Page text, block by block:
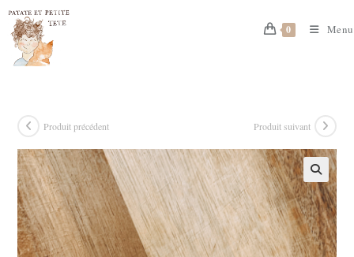
Skip
content
0 Menu
Produit précédent Produit suivant